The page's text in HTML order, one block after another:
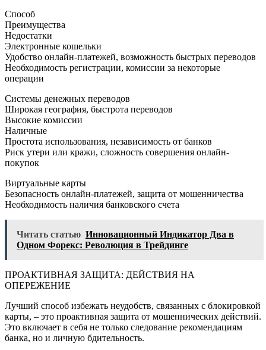
Способ
Преимущества
Недостатки
Электронные кошельки
Удобство онлайн-платежей, возможность быстрых переводов
Необходимость регистрации, комиссии за некоторые
операции
Системы денежных переводов
Широкая география, быстрота переводов
Высокие комиссии
Наличные
Простота использования, независимость от банков
Риск утери или кражи, сложность совершения онлайн-
покупок
Виртуальные карты
Безопасность онлайн-платежей, защита от мошенничества
Необходимость наличия банковского счета
Читать статью Инновационный Индикатор Два в
Одном Форекс: Революция в Трейдинге
ПРОАКТИВНАЯ ЗАЩИТА: ДЕЙСТВИЯ НА
ОПЕРЕЖЕНИЕ
Лучший способ избежать неудобств, связанных с блокировкой
карты, – это проактивная защита от мошеннических действий.
Это включает в себя не только следование рекомендациям
банка, но и личную бдительность.